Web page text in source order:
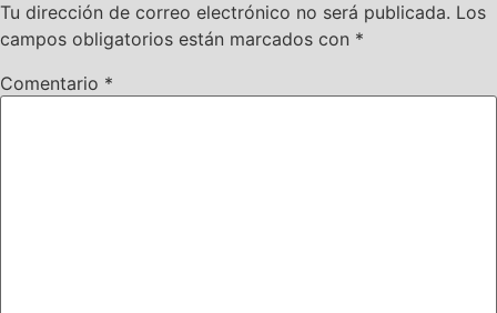
Tu dirección de correo electrónico no será publicada. Los
campos obligatorios están marcados con *
Comentario *